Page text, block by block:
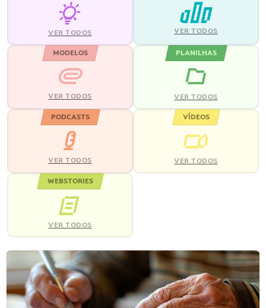
VER TODOS VER TODOS
MODELOS
VER TODOS
PLANILHAS
VER TODOS
PODCASTS
VER TODOS
VÍDEOS
VER TODOS
WEBSTORIES
VER TODOS